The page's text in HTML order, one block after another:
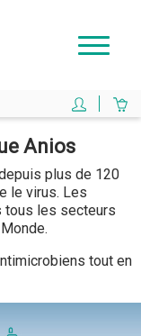
Anios
plus de 120
le virus. Les
tous les secteurs
tout en